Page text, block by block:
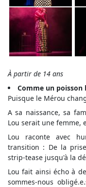
À partir de 14 ans
Comme un poisson
Puisque le Mérou
A sa naissance, sa
Lou serait une femme,
Lou raconte avec
transition : De la
strip-tease jusqu'à la
Lou fait ainsi écho à
sommes-nous